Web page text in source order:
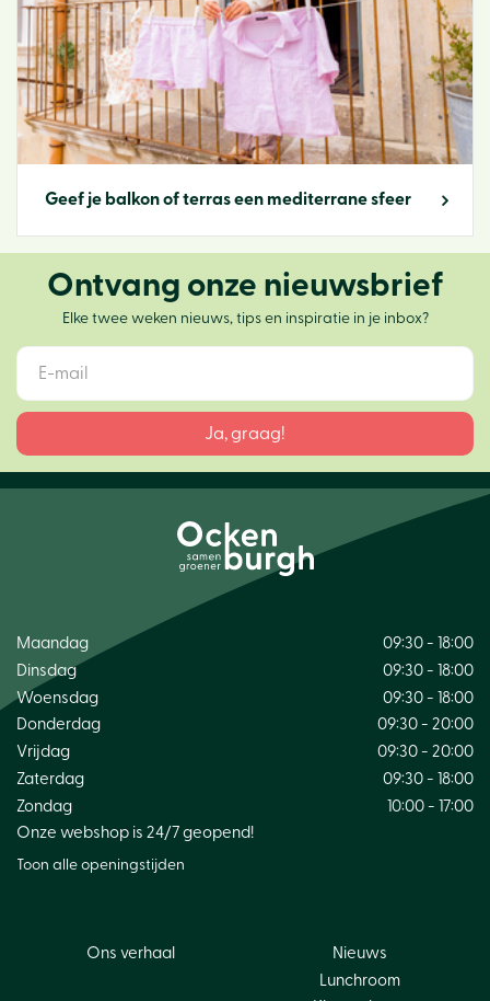
Geef je balkon of terras een mediterrane sfeer
Ontvang onze nieuwsbrief
Elke twee weken nieuws, tips en inspiratie in je inbox?
Maandag
09:30 - 18:00
Dinsdag
09:30 - 18:00
Woensdag
09:30 - 18:00
Donderdag
09:30 - 20:00
Vrijdag
09:30 - 20:00
Zaterdag
09:30 - 18:00
Zondag
10:00 - 17:00
Onze webshop is 24/7 geopend!
Toon alle openingstijden
Ons verhaal
Nieuws
Lunchroom